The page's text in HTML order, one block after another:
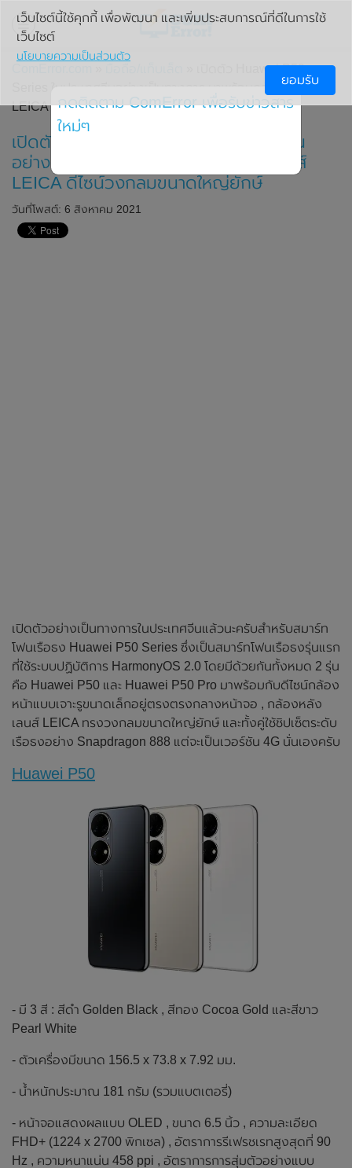
» เปิดตัว Huawei P50
Series ในประเทศจีนอย่างเป็นทางการ มาพร้อมกล้องหลังเลนส์
LEICA ดีไซน์วงกลมขนาดใหญ่ยักษ์
เปิดตัว Huawei P50 Series ในประเทศจีน
อย่างเป็นทางการ มาพร้อมกล้องหลังเลนส์
LEICA ดีไซน์วงกลมขนาดใหญ่ยักษ์
วันที่โพสต์: 6 สิงหาคม 2021
เปิดตัวอย่างเป็นทางการในประเทศจีนแล้วนะครับสำหรับสมาร์ท
โฟนเรือธง Huawei P50 Series ซึ่งเป็นสมาร์ทโฟนเรือธงรุ่นแรก
ที่ใช้ระบบปฏิบัติการ HarmonyOS 2.0 โดยมีด้วยกันทั้งหมด 2 รุ่น
คือ Huawei P50 และ Huawei P50 Pro มาพร้อมกับดีไซน์กล้อง
หน้าแบบเจาะรูขนาดเล็กอยู่ตรงตรงกลางหน้าจอ , กล้องหลัง
เลนส์ LEICA ทรงวงกลมขนาดใหญ่ยักษ์ และทั้งคู่ใช้ชิปเซ็ตระดับ
เรือธงอย่าง Snapdragon 888 แต่จะเป็นเวอร์ชัน 4G นั่นเองครับ
Huawei P50
- มี 3 สี : สีดำ Golden Black , สีทอง Cocoa Gold และสีขาว
Pearl White
- ตัวเครื่องมีขนาด 156.5 x 73.8 x 7.92 มม.
- น้ำหนักประมาณ 181 กรัม (รวมแบตเตอรี่)
- หน้าจอแสดงผลแบบ OLED , ขนาด 6.5 นิ้ว , ความละเอียด
FHD+ (1224 x 2700 พิกเซล) , อัตราการรีเฟรชเรทสูงสุดที่ 90
Hz , ความหนาแน่น 458 ppi , อัตราการการสุ่มตัวอย่างแบบ
เว็บไซต์นี้ใช้คุกกี้ เพื่อพัฒนา และเพิ่มประสบการณ์ที่ดีในการใช้
เว็บไซต์
นโยบายความเป็นส่วนตัว
ยอมรับ
กดติดตาม ComError เพื่อรับข่าวสาร
ใหม่ๆ